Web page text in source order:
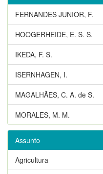
FERNANDES JUNIOR, F.
HOOGERHEIDE, E. S. S.
IKEDA, F. S.
ISERNHAGEN, I.
MAGALHÃES, C. A. de S.
MORALES, M. M.
Assunto
Agricultura